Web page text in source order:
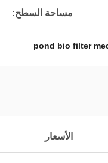
مساحة السطح:
pond bio filter
الأسعار